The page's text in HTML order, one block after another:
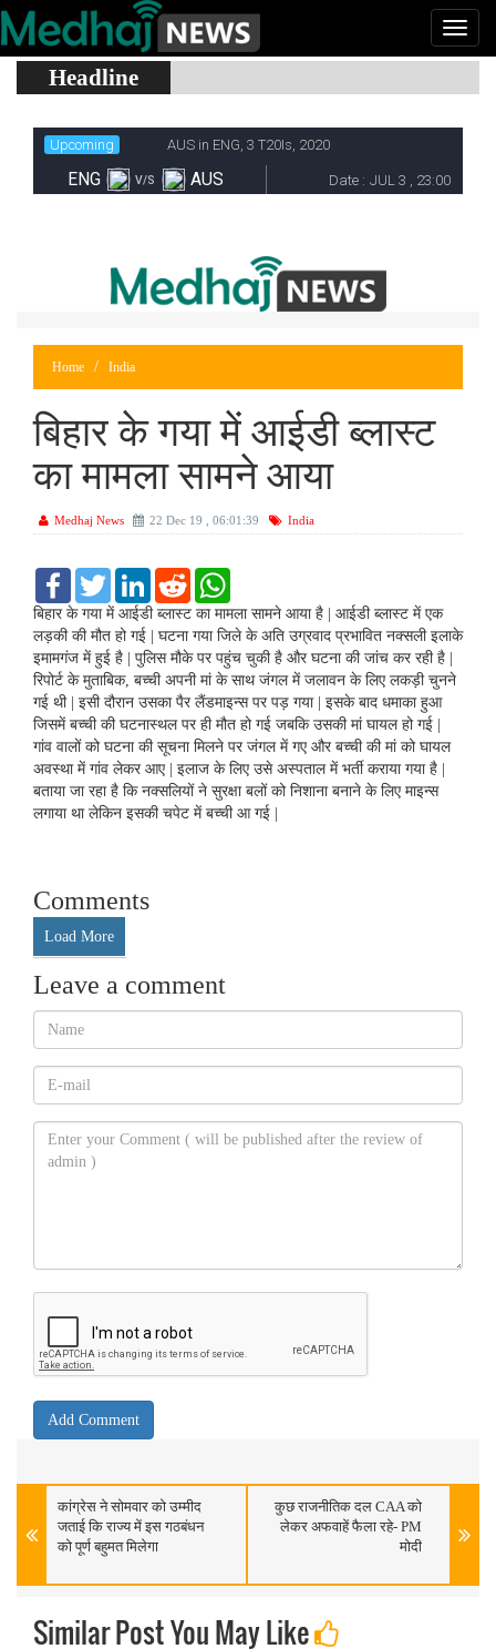
Headline
Home India
बिहार के गया में आईडी ब्लास्ट
का मामला सामने आया
Medhaj News 22 Dec 19 , 06:01:39 India
F
c
e
o
o
k
T
i
e
r
L
n
k
e
d
I
n
R
d
d
t
a
t
s
A
p
p
बिहार के गया में आईडी ब्लास्ट का मामला सामने आया है | आईडी ब्लास्ट में एक
लड़की की मौत हो गई | घटना गया जिले के अति उग्रवाद प्रभावित नक्सली इलाके
इमामगंज में हुई है | पुलिस मौके पर पहुंच चुकी है और घटना की जांच कर रही है |
रिपोर्ट के मुताबिक, बच्ची अपनी मां के साथ जंगल में जलावन के लिए लकड़ी चुनने
गई थी | इसी दौरान उसका पैर लैंडमाइन्स पर पड़ गया | इसके बाद धमाका हुआ
जिसमें बच्ची की घटनास्थल पर ही मौत हो गई जबकि उसकी मां घायल हो गई |
गांव वालों को घटना की सूचना मिलने पर जंगल में गए और बच्ची की मां को घायल
अवस्था में गांव लेकर आए | इलाज के लिए उसे अस्पताल में भर्ती कराया गया है |
बताया जा रहा है कि नक्सलियों ने सुरक्षा बलों को निशाना बनाने के लिए माइन्स
लगाया था लेकिन इसकी चपेट में बच्ची आ गई |
Comments
Load More
Leave a comment
कांग्रेस ने सोमवार को उम्मीद
जताई कि राज्य में इस गठबंधन
को पूर्ण बहुमत मिलेगा
कुछ राजनीतिक दल CAA को
लेकर अफवाहें फैला रहे- PM
मोदी
Similar Post You May Like